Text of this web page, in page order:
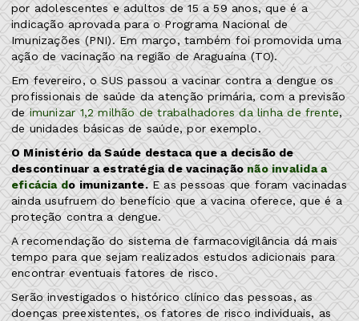
por adolescentes e adultos de 15 a 59 anos, que é a
indicação aprovada para o Programa Nacional de
Imunizações (PNI). Em março, também foi promovida uma
ação de vacinação na região de Araguaína (TO).
Em fevereiro, o SUS passou a vacinar contra a dengue os
profissionais de saúde da atenção primária, com a previsão
de imunizar 1,2 milhão de trabalhadores da linha de frente,
de unidades básicas de saúde, por exemplo.
O Ministério da Saúde destaca que a decisão de
descontinuar a estratégia de vacinação não invalida a
eficácia do imunizante.E as pessoas que foram vacinadas
ainda usufruem do benefício que a vacina oferece, que é a
proteção contra a dengue.
A recomendação do sistema de farmacovigilância dá mais
tempo para que sejam realizados estudos adicionais para
encontrar eventuais fatores de risco.
Serão investigados o histórico clínico das pessoas, as
doenças preexistentes, os fatores de risco individuais, as